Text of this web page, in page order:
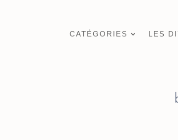
CATÉGORIES LES